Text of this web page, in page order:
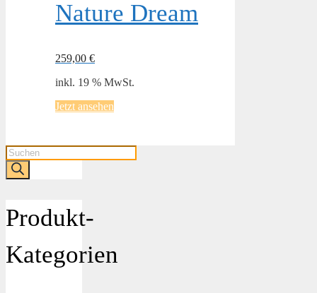
Nature Dream
259,00 €
inkl. 19 % MwSt.
Jetzt ansehen
Products
search
Produkt-
Kategorien